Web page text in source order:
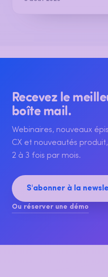
Recevez le
boîte mail.
Webinaires, nouveaux
CX et nouveautés
2 à 3 fois par mois.
S'abonner à la
Ou réserver une démo